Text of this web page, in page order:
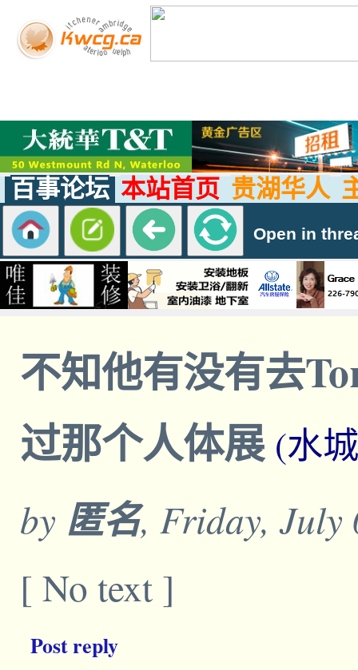
百事论坛 本站首页 贵湖华人
Open in
不知他有没有去
过那个人体展 (水
by 匿名, Friday,
[ No text ]
Post reply